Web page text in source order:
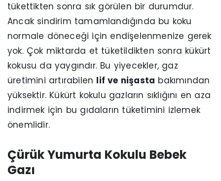
tükettikten sonra sık görülen bir durumdur.
Ancak sindirim tamamlandığında bu koku
normale döneceği için endişelenmenize gerek
yok. Çok miktarda et tüketildikten sonra kükürt
kokusu da yaygındır. Bu yiyecekler, gaz
üretimini artırabilen lif ve nişasta bakımından
yüksektir. Kükürt kokulu gazların sıklığını en aza
indirmek için bu gıdaların tüketimini izlemek
önemlidir.
Çürük Yumurta Kokulu Bebek
Gazı